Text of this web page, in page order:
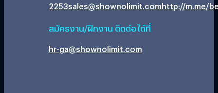
2253sales@shownolimit.comhttp://m.me/
สมัครงาน/ฝึกงาน ติดต่อได้ที่
hr-ga@shownolimit.com